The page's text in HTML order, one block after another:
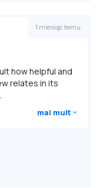
1 miesiąc temu
how helpful and
relates in its
mai mult